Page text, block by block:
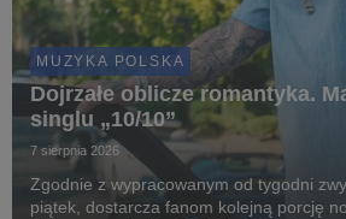
MUZYKA POLSKA
Dojrzałe oblicze romantyka.
singlu „10/10”
7 sierpnia 2026
Zgodnie z wypracowanym od tygodni
piątek, dostarcza fanom kolejną porcję